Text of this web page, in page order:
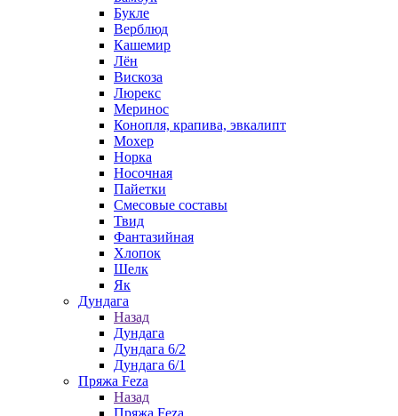
Букле
Верблюд
Кашемир
Лён
Вискоза
Люрекс
Меринос
Конопля, крапива, эвкалипт
Мохер
Норка
Носочная
Пайетки
Смесовые составы
Твид
Фантазийная
Хлопок
Шелк
Як
Дундага
Назад
Дундага
Дундага 6/2
Дундага 6/1
Пряжа Feza
Назад
Пряжа Feza